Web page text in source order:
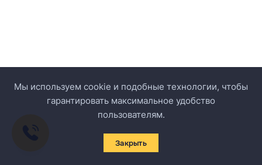
Мы используем cookie и подобные технологии, чтобы
гарантировать максимальное удобство
пользователям.
Закрыть